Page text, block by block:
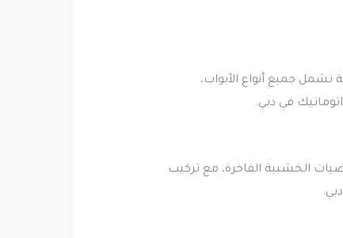
تشمل جميع أنواع الأبواب،
في دبي.
الخشبية الفاخرة، مع تركيب